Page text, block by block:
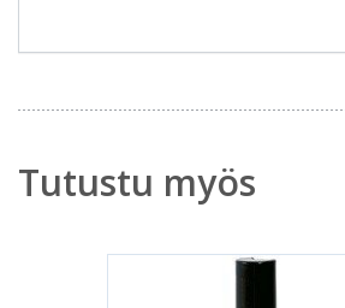
Tutustu myös